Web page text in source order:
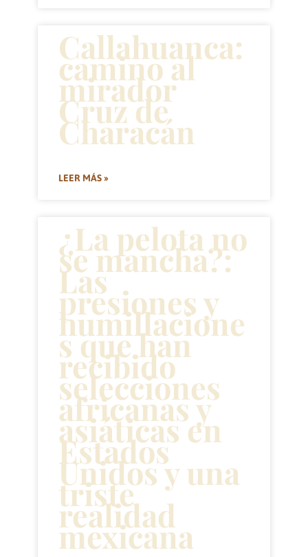
Callahuanca:
camino al
mirador
Cruz de
Characán
LEER MÁS »
¿La pelota no
se mancha?:
Las
presiones y
humillacione
s que han
recibido
selecciones
africanas y
asiáticas en
Estados
Unidos y una
triste
realidad
mexicana